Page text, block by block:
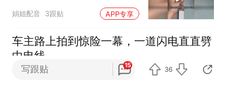
通电之后
娟姐配音 3跟贴 APP专享
车主路上拍到惊险一幕，一道闪电直直劈
中电线
写跟贴 15
36